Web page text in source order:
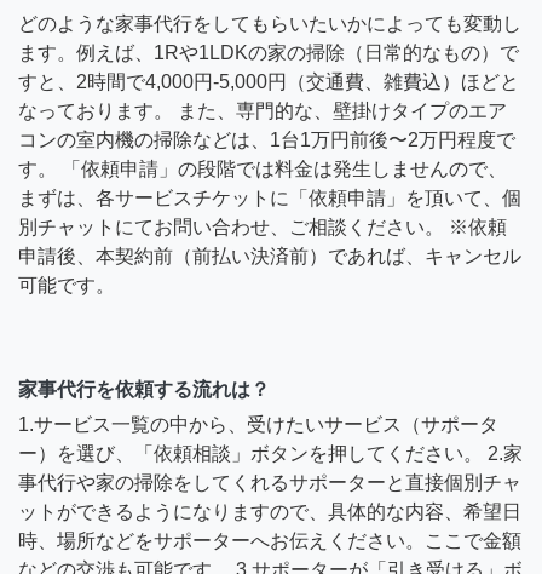
どのような家事代行をしてもらいたいかによっても変動し
ます。例えば、1Rや1LDKの家の掃除（日常的なもの）で
すと、2時間で4,000円-5,000円（交通費、雑費込）ほどと
なっております。 また、専門的な、壁掛けタイプのエア
コンの室内機の掃除などは、1台1万円前後〜2万円程度で
す。 「依頼申請」の段階では料金は発生しませんので、
まずは、各サービスチケットに「依頼申請」を頂いて、個
別チャットにてお問い合わせ、ご相談ください。 ※依頼
申請後、本契約前（前払い決済前）であれば、キャンセル
可能です。
家事代行を依頼する流れは？
1.サービス一覧の中から、受けたいサービス（サポータ
ー）を選び、「依頼相談」ボタンを押してください。 2.家
事代行や家の掃除をしてくれるサポーターと直接個別チャ
ットができるようになりますので、具体的な内容、希望日
時、場所などをサポーターへお伝えください。ここで金額
などの交渉も可能です。 3.サポーターが「引き受ける」ボ